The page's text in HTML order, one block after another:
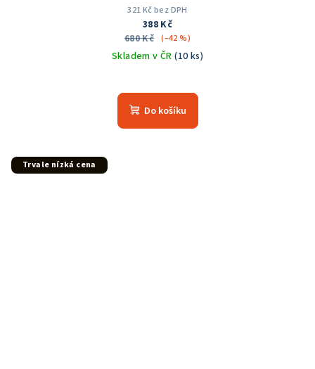
321 Kč bez DPH
388 Kč
680 Kč (–42 %)
Skladem v ČR(10 ks)
Do košíku
Trvale nízká cena